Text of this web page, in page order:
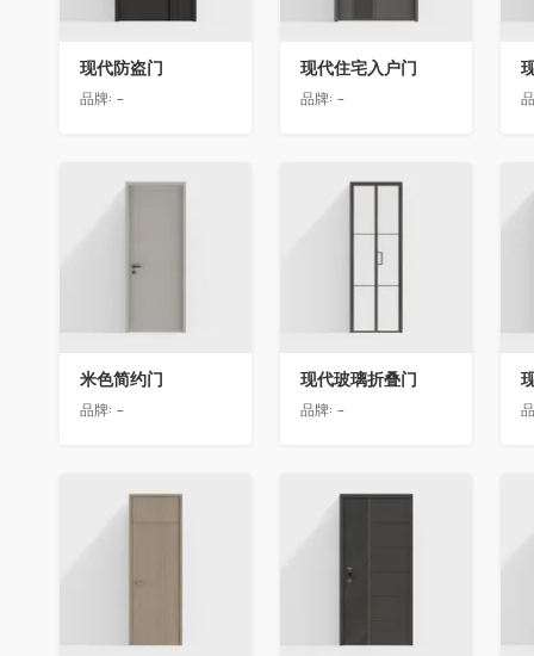
现代防盗门
品牌: -
现代住宅入户门
品牌: -
收藏
米色简约门
品牌: -
收藏
现代玻璃折叠门
品牌: -
收藏 收藏